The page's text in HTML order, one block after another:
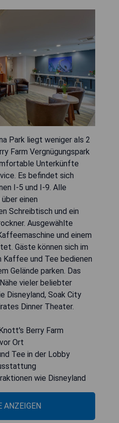
Park liegt weniger als 2
Farm Vergnügungspark
Unterkünfte
Es befindet sich
I-5 und I-9. Alle
einen
Schreibtisch und ein
Ausgewählte
und einem
Gäste können sich im
und Tee bedienen
Gelände parken. Das
vieler beliebter
Disneyland, Soak City
Dinner Theater.
Berry Farm
Ort
Tee in der Lobby
wie Disneyland
ANZEIGEN